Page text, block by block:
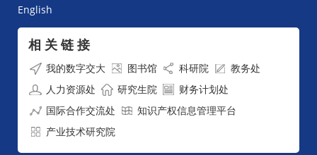
English
相 关 链 接
我的数字交大 图书馆 科研院
教务处
人力资源处
研究生院
财务计划处
国际合作交流处
知识产权信息管理平台
产业技术研究院